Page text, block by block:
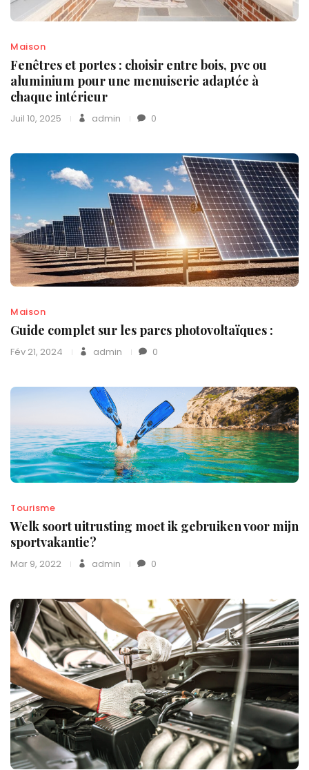
Maison
Fenêtres et portes : choisir entre bois, pvc ou
aluminium pour une menuiserie adaptée à
chaque intérieur
Juil 10, 2025 admin 0
Maison
Guide complet sur les parcs photovoltaïques :
Fév 21, 2024 admin 0
Tourisme
Welk soort uitrusting moet ik gebruiken voor mijn
sportvakantie?
Mar 9, 2022 admin 0